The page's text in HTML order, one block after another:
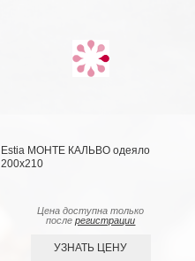
Estia МОНТЕ КАЛЬВО одеяло
200х210
Цена доступна только
послерегистрации
УЗНАТЬ ЦЕНУ